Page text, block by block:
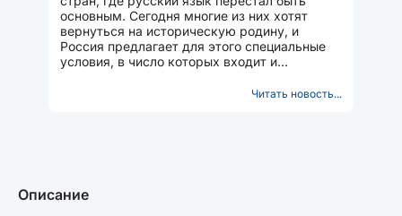
основным. Сегодня многие из них хотят
вернуться на историческую родину, и
Россия предлагает для этого специальные
условия, в число которых входит и
Читать новость...
Описание